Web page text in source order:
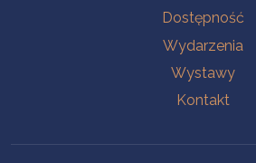
Dostępność
Wydarzenia
Wystawy
Kontakt